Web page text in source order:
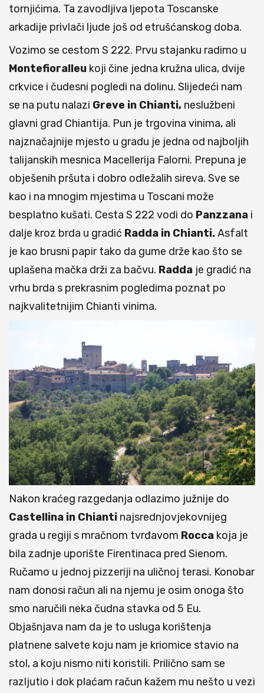
tornjićima. Ta zavodljiva ljepota Toscanske
arkadije privlači ljude još od etrušćanskog doba.
Vozimo se cestom S 222. Prvu stajanku radimo u
Montefioralleu koji čine jedna kružna ulica, dvije
crkvice i čudesni pogledi na dolinu. Slijedeći nam
se na putu nalazi Greve in Chianti, neslužbeni
glavni grad Chiantija. Pun je trgovina vinima, ali
najznačajnije mjesto u gradu je jedna od najboljih
talijanskih mesnica Macellerija Falorni. Prepuna je
obješenih pršuta i dobro odležalih sireva. Sve se
kao i na mnogim mjestima u Toscani može
besplatno kušati. Cesta S 222 vodi do Panzzana i
dalje kroz brda u gradić Radda in Chianti.Asfalt
je kao brusni papir tako da gume drže kao što se
uplašena mačka drži za bačvu. Radda je gradić na
vrhu brda s prekrasnim pogledima poznat po
najkvalitetnijim Chianti vinima.
Nakon kraćeg razgedanja odlazimo južnije do
Castellina in Chianti najsrednjovjekovnijeg
grada u regiji s mračnom tvrđavom Rocca koja je
bila zadnje uporište Firentinaca pred Sienom.
Ručamo u jednoj pizzeriji na uličnoj terasi. Konobar
nam donosi račun ali na njemu je osim onoga što
smo naručili neka čudna stavka od 5 Eu.
Objašnjava nam da je to usluga korištenja
platnene salvete koju nam je kriomice stavio na
stol, a koju nismo niti koristili. Prilično sam se
razljutio i dok plaćam račun kažem mu nešto u vezi